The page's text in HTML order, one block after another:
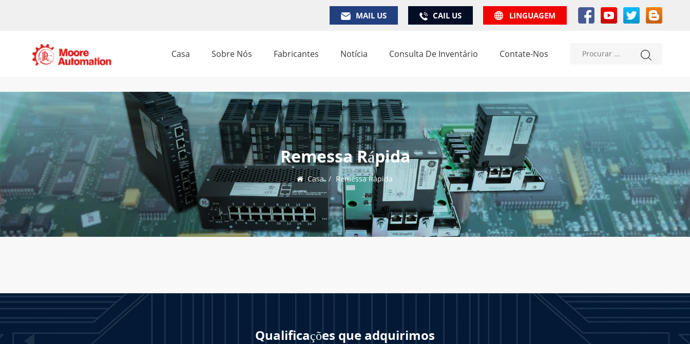
MAIL US CAIL US LINGUAGEM
Casa Sobre Nós Fabricantes Notícia Consulta De Inventário Contate-Nos
Remessa Rápida
Casa / Remessa Rápida
Qualificações que adquirimos